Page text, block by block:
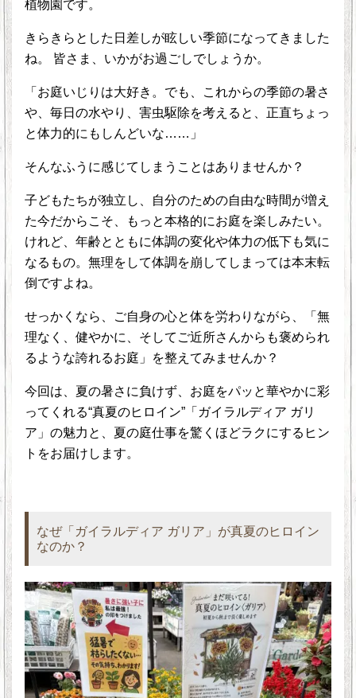
植物園です。
きらきらとした日差しが眩しい季節になってきました
ね。 皆さま、いかがお過ごしでしょうか。
「お庭いじりは大好き。でも、これからの季節の暑さ
や、毎日の水やり、害虫駆除を考えると、正直ちょっ
と体力的にもしんどいな……」
そんなふうに感じてしまうことはありませんか？
子どもたちが独立し、自分のための自由な時間が増え
た今だからこそ、もっと本格的にお庭を楽しみたい。
けれど、年齢とともに体調の変化や体力の低下も気に
なるもの。無理をして体調を崩してしまっては本末転
倒ですよね。
せっかくなら、ご自身の心と体を労わりながら、「無
理なく、健やかに、そしてご近所さんからも褒められ
るような誇れるお庭」を整えてみませんか？
今回は、夏の暑さに負けず、お庭をパッと華やかに彩
ってくれる“真夏のヒロイン”「ガイラルディア ガリ
ア」の魅力と、夏の庭仕事を驚くほどラクにするヒン
トをお届けします。
なぜ「ガイラルディア ガリア」が真夏のヒロイン
なのか？